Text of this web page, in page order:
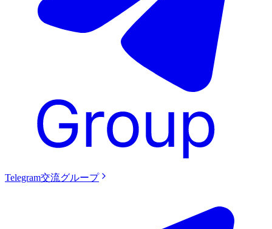
Telegram交流グループ